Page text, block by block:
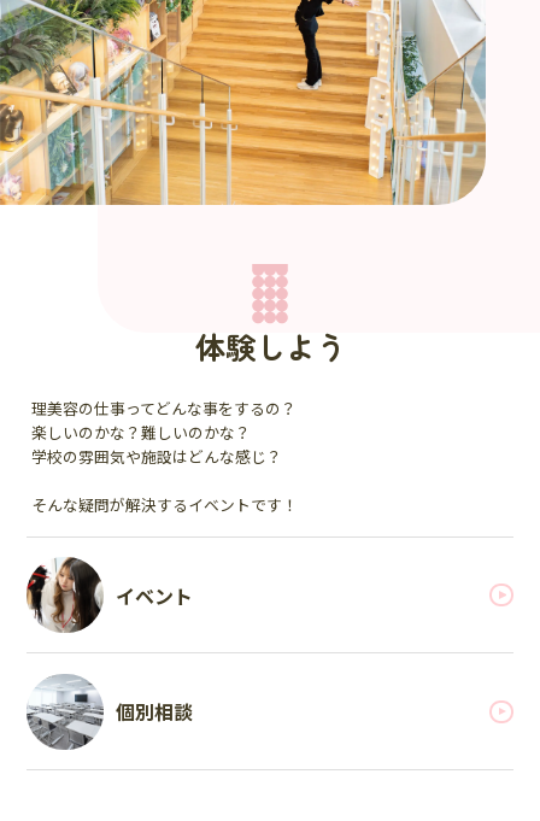
体験しよう
理美容の仕事ってどんな事をするの？
楽しいのかな？難しいのかな？
学校の雰囲気や施設はどんな感じ？
そんな疑問が解決するイベントです！
イベント
個別相談